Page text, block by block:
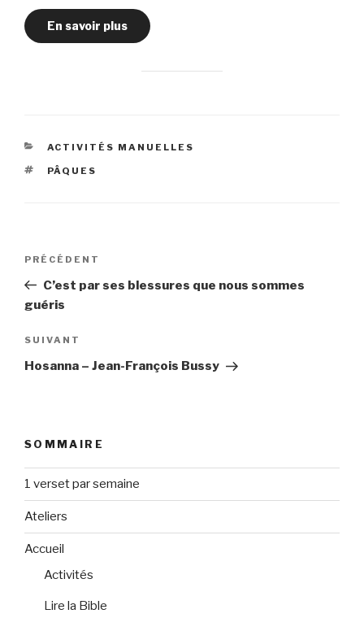
En savoir plus
CATÉGORIES
ACTIVITÉS MANUELLES
ÉTIQUETTES
PÂQUES
Navigation
l’article
Article
précédent
PRÉCÉDENT
C’est par ses blessures que nous sommes
guéris
Article
suivant
SUIVANT
Hosanna – Jean-François Bussy
SOMMAIRE
1 verset par semaine
Ateliers
Accueil
Activités
Lire la Bible